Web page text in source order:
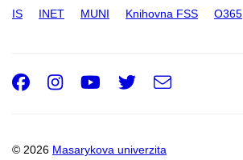
IS INET MUNI Knihovna FSS O365
© 2026 Masarykova univerzita
Facebook
Instagram
Youtube
Twitter
e-